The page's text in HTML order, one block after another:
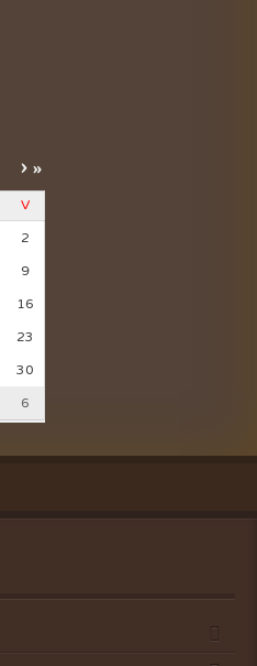
> »
V
2
9
16
23
30
6